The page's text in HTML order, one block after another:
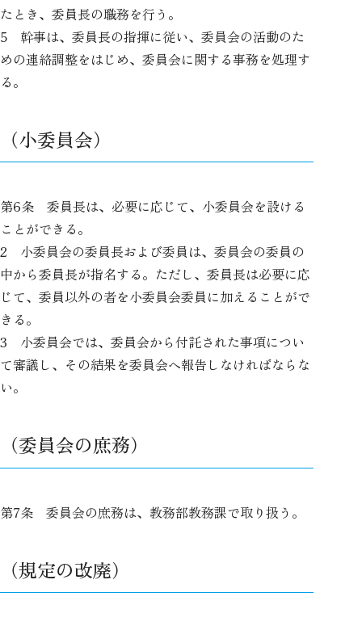
たとき、委員長の職務を行う。
5 幹事は、委員長の指揮に従い、委員会の活動のた
めの連絡調整をはじめ、委員会に関する事務を処理す
る。
（小委員会）
第6条 委員長は、必要に応じて、小委員会を設ける
ことができる。
2 小委員会の委員長および委員は、委員会の委員の
中から委員長が指名する。ただし、委員長は必要に応
じて、委員以外の者を小委員会委員に加えることがで
きる。
3 小委員会では、委員会から付託された事項につい
て審議し、その結果を委員会へ報告しなければならな
い。
（委員会の庶務）
第7条 委員会の庶務は、教務部教務課で取り扱う。
（規定の改廃）